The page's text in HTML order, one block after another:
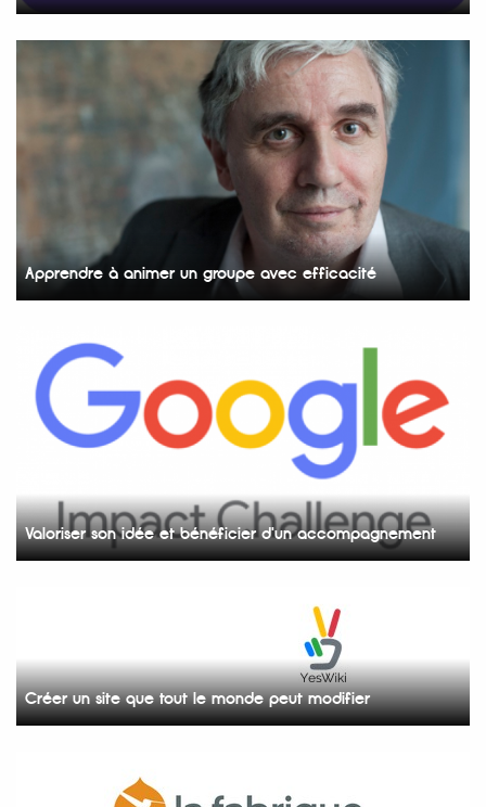
Apprendre à animer un groupe avec efficacité
Valoriser son idée et bénéficier d'un accompagnement
Créer un site que tout le monde peut modifier